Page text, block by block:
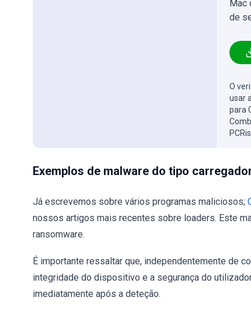
Mac
de
O
usar
para
Exemplos de malware do tipo
Já escrevemos sobre vários programas maliciosos;
nossos artigos mais recentes sobre loaders. Este
ransomware.
É importante ressaltar que, independentemente de
integridade do dispositivo e a segurança do
imediatamente após a deteção.